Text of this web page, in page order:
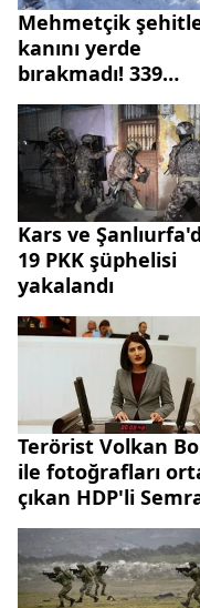
Mehmetçik
kanını yerde
bırakmadı! 339
terörist öldürüldü
Kars ve
19 PKK şüphelisi
yakalandı
Terörist Volkan
ile fotoğrafları
çıkan HDP'li
Güzel'den ne ses
ne savunma!